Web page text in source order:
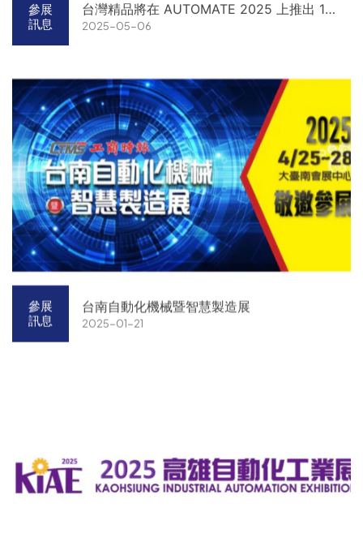
參展
訊息
台灣精品將在 AUTOMATE 2025 上推出 15
個屢獲殊榮的台灣先進科技品牌
2025-05-06
參展
訊息
台南自動化機械暨智慧製造展
2025-01-21